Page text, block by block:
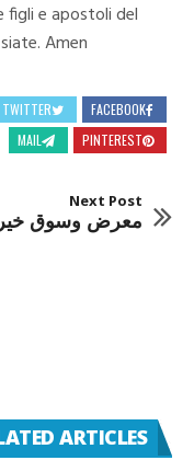
figli e apostoli del
Amen
FACEBOOK
TWITTER
PINTEREST
MAIL
Next Post
معرض وسوق
ARTICLES